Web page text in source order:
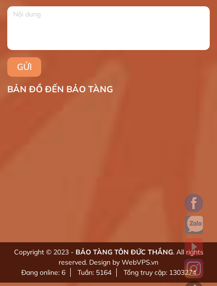
BẢN ĐỒ ĐẾN BẢO TÀNG
Copyright © 2023 - BẢO TÀNG TÔN ĐỨC THẮNG. All rights
reserved. Design by WebVPS.vn
Đang online: 6
Tuần: 5164 Tổng truy cập: 1303274